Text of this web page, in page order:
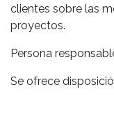
clientes sobre las
proyectos.
Persona
Se ofrece